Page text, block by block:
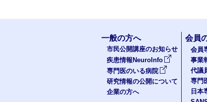
一般の方へ
市民公開講座のお知らせ
疾患情報NeuroInfo
専門医のいる病院
研究情報の公開について
企業の方へ
会員
会員
事業
代議
専門
日本